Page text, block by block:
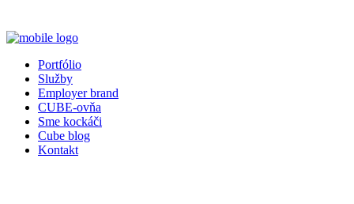
Portfólio
Služby
Employer brand
CUBE-ovňa
Sme kockáči
Cube blog
Kontakt